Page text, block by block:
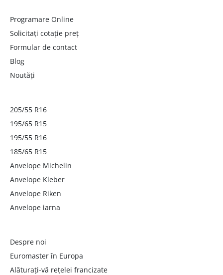
Programare Online
Solicitați cotație preț
Formular de contact
Blog
Noutăți
205/55 R16
195/65 R15
195/55 R16
185/65 R15
Anvelope Michelin
Anvelope Kleber
Anvelope Riken
Anvelope iarna
Despre noi
Euromaster în Europa
Alăturați-vă rețelei francizate